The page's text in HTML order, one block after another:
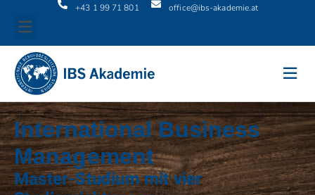
+43 1 99 71 801 office@ibs-akademie.at
International Business
Management
Master-Studium mit vier